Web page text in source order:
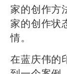
家的创作方
家的创作状
情。
在蓝庆伟的